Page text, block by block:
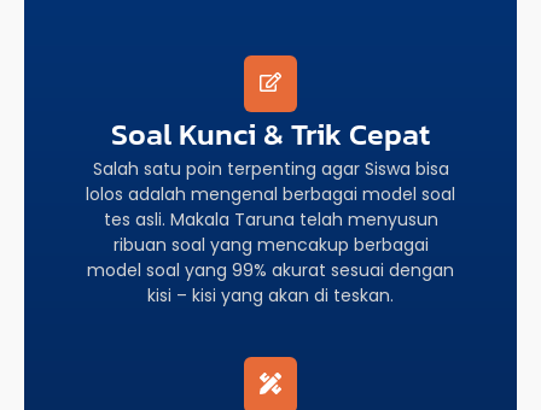
Soal Kunci & Trik Cepat
Salah satu poin terpenting agar Siswa bisa
lolos adalah mengenal berbagai model soal
tes asli. Makala Taruna telah menyusun
ribuan soal yang mencakup berbagai
model soal yang 99% akurat sesuai dengan
kisi – kisi yang akan di teskan.